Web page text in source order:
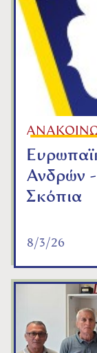
Ανδρών
Σκόπια
8/3/26